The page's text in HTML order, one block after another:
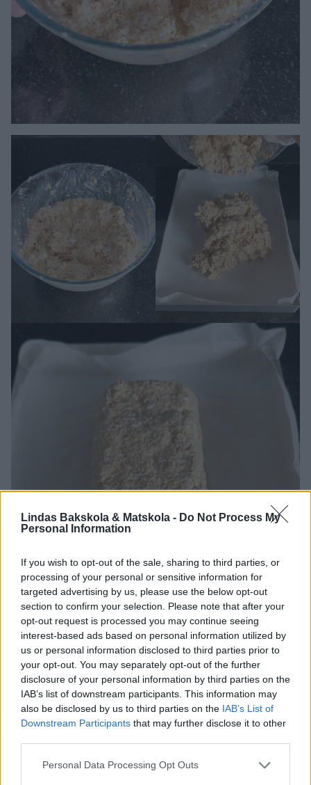
Lindas Bakskola & Matskola - Do Not Process My
Personal Information
If you wish to opt-out of the sale, sharing to third parties, or
processing of your personal or sensitive information for
targeted advertising by us, please use the below opt-out
section to confirm your selection. Please note that after your
opt-out request is processed you may continue seeing
interest-based ads based on personal information utilized by
us or personal information disclosed to third parties prior to
your opt-out. You may separately opt-out of the further
disclosure of your personal information by third parties on the
IAB’s list of downstream participants. This information may
also be disclosed by us to third parties on the IAB’s List of
Downstream Participants that may further disclose it to other
Personal Data Processing Opt Outs